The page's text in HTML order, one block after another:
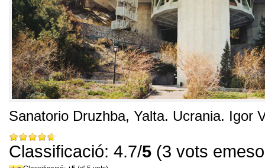
Sanatorio Druzhba, Yalta. Ucrania. Igor
Classificació: 4.7/5 (3 vots